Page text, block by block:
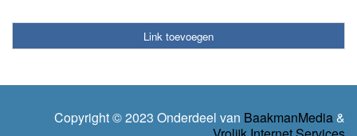
Link toevoegen
Copyright © 2023 Onderdeel van BaakmanMedia&